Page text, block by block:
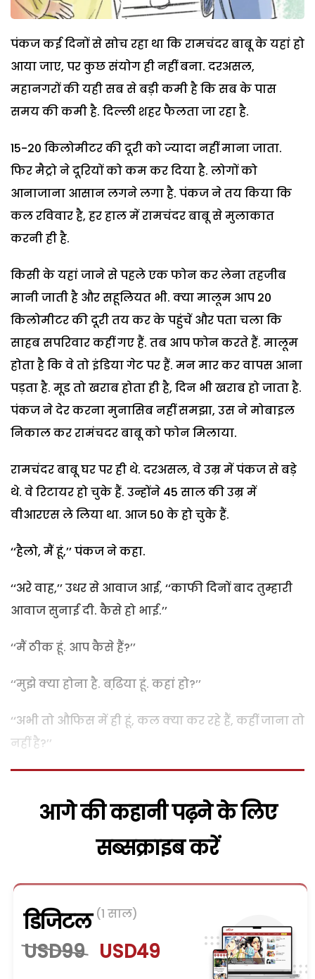
पंकज कई दिनों से सोच रहा था कि रामचंदर बाबू के यहां हो
आया जाए, पर कुछ संयोग ही नहीं बना. दरअसल,
महानगरों की यही सब से बड़ी कमी है कि सब के पास
समय की कमी है. दिल्ली शहर फैलता जा रहा है.
15-20 किलोमीटर की दूरी को ज्यादा नहीं माना जाता.
फिर मैट्रो ने दूरियों को कम कर दिया है. लोगों को
आनाजाना आसान लगने लगा है. पंकज ने तय किया कि
कल रविवार है, हर हाल में रामचंदर बाबू से मुलाकात
करनी ही है.
किसी के यहां जाने से पहले एक फोन कर लेना तहजीब
मानी जाती है और सहूलियत भी. क्या मालूम आप 20
किलोमीटर की दूरी तय कर के पहुंचें और पता चला कि
साहब सपरिवार कहीं गए हैं. तब आप फोन करते हैं. मालूम
होता है कि वे तो इंडिया गेट पर हैं. मन मार कर वापस आना
पड़ता है. मूड तो खराब होता ही है, दिन भी खराब हो जाता है.
पंकज ने देर करना मुनासिब नहीं समझा, उस ने मोबाइल
निकाल कर रामंचदर बाबू को फोन मिलाया.
रामचंदर बाबू घर पर ही थे. दरअसल, वे उम्र में पंकज से बड़े
थे. वे रिटायर हो चुके हैं. उन्होंने 45 साल की उम्र में
वीआरएस ले लिया था. आज 50 के हो चुके हैं.
‘‘हैलो, मैं हूं,’’ पंकज ने कहा.
‘‘अरे वाह,’’ उधर से आवाज आई, ‘‘काफी दिनों बाद तुम्हारी
आवाज सुनाई दी. कैसे हो भाई.’’
‘‘मैं ठीक हूं. आप कैसे हैं?’’
‘‘मुझे क्या होना है. बढि़या हूं. कहां हो?’’
‘‘अभी तो औफिस में ही हूं, कल क्या कर रहे हैं, कहीं जाना तो
नहीं है?’’
आगे की कहानी पढ़ने के लिए
सब्सक्राइब करें
डिजिटल (1 साल)
USD99 USD49